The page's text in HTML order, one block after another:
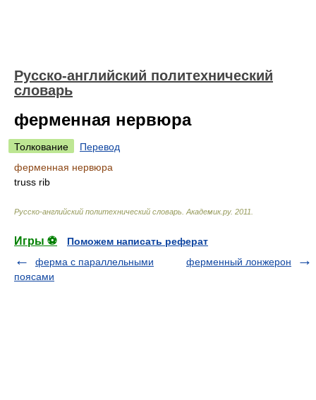
Русско-английский политехнический
словарь
ферменная нервюра
Толкование
Перевод
ферменная нервюра
truss rib
Русско-английский политехнический словарь Академик.ру. 2011
Игры ⚽
Поможем написать реферат
ферма с параллельными
поясами
ферменный лонжерон